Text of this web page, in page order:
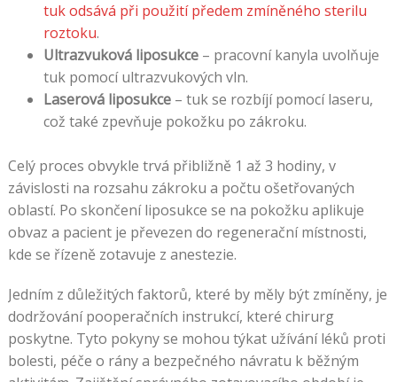
tuk odsává při použití předem zmíněného sterilu
roztoku.
Ultrazvuková liposukce– pracovní kanyla uvolňuje
tuk pomocí ultrazvukových vln.
Laserová liposukce– tuk se rozbíjí pomocí laseru,
což také zpevňuje pokožku po zákroku.
Celý proces obvykle trvá přibližně 1 až 3 hodiny, v
závislosti na rozsahu zákroku a počtu ošetřovaných
oblastí. Po skončení liposukce se na pokožku aplikuje
obvaz a pacient je převezen do regenerační místnosti,
kde se řízeně zotavuje z anestezie.
Jedním z důležitých faktorů, které by měly být zmíněny, je
dodržování pooperačních instrukcí, které chirurg
poskytne. Tyto pokyny se mohou týkat užívání léků proti
bolesti, péče o rány a bezpečného návratu k běžným